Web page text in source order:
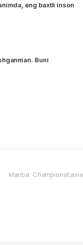
eng baxtli inson
Buni
Manba: Championat.asia